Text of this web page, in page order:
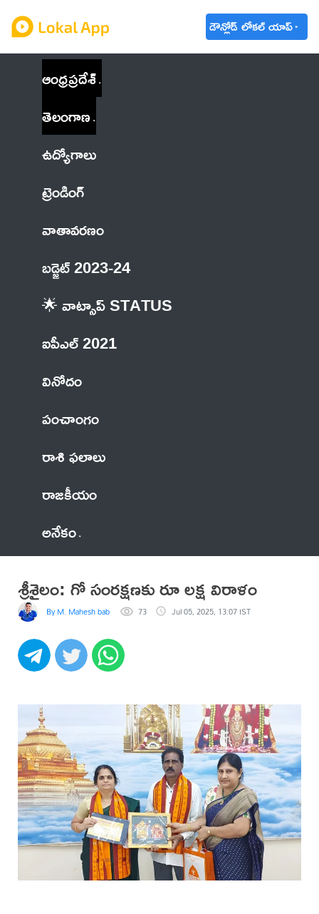
డౌన్లోడ్ లోకల్ యాప్
ఆంధ్రప్రదేశ్
తెలంగాణ
ఉద్యోగాలు
ట్రెండింగ్
వాతావరణం
బడ్జెట్ 2023-24
🌟 వాట్సాప్ STATUS
ఐపీఎల్ 2021
వినోదం
పంచాంగం
రాశి ఫలాలు
రాజకీయం
అనేకం
శ్రీశైలం: గో సంరక్షణకు రూ లక్ష విరాళం
By M. Mahesh babu 73 Jul 05, 2025, 13:07 IST